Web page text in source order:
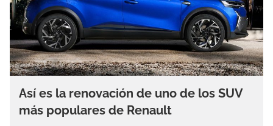
Así es la renovación de uno de los SUV
más populares de Renault